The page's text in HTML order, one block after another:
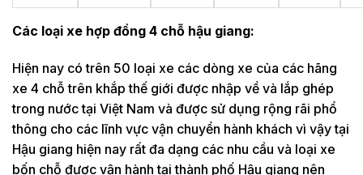
Các loại xe hợp đồng 4 chỗ hậu giang:
Hiện nay có trên 50 loại xe các dòng xe của các hãng
xe 4 chỗ trên khắp thế giới được nhập về và lắp ghép
trong nước tại Việt Nam và được sử dụng rộng rãi phổ
thông cho các lĩnh vực vận chuyển hành khách vì vậy tại
Hậu giang hiện nay rất đa dạng các nhu cầu và loại xe
bốn chỗ được vận hành tại thành phố Hậu giang nên